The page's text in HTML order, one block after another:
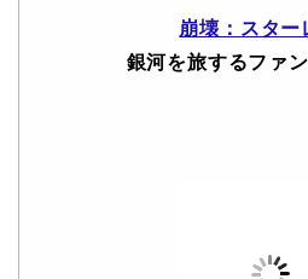
崩壊：スター
銀河を旅するファ